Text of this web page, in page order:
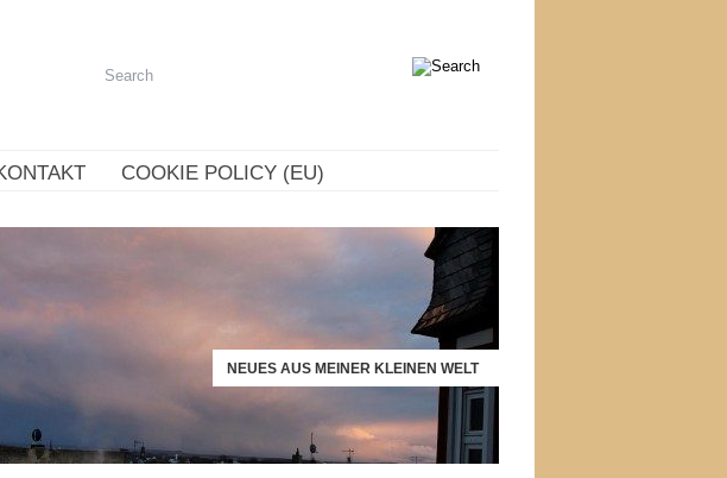
COOKIE POLICY (EU)
NEUES AUS MEINER KLEINEN WELT